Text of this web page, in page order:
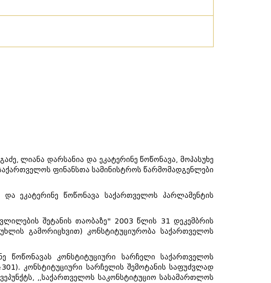
ლიანა დარსანია და ეკატერინე წოწონავა, მოპასუხე
ფინანსთა სამინისტროს წარმომადგენლები
ეკატერინე წოწონავა საქართველოს პარლამენტის
შეტანის თაობაზე" 2003 წლის 31 დეკემბრის
გამორიცხვით) კონსტიტუციურობა საქართველოს
წოწონავას კონსტიტუციური სარჩელი საქართველოს
კონსტიტუციური სარჩელის შემოტანის საფუძვლად
,,საქართველოს საკონსტიტუციო სასამართლოს